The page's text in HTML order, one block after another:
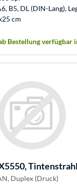
B5, DL (DIN-Lang),
cm
Bestellung verfügbar
Duplex (Druck)